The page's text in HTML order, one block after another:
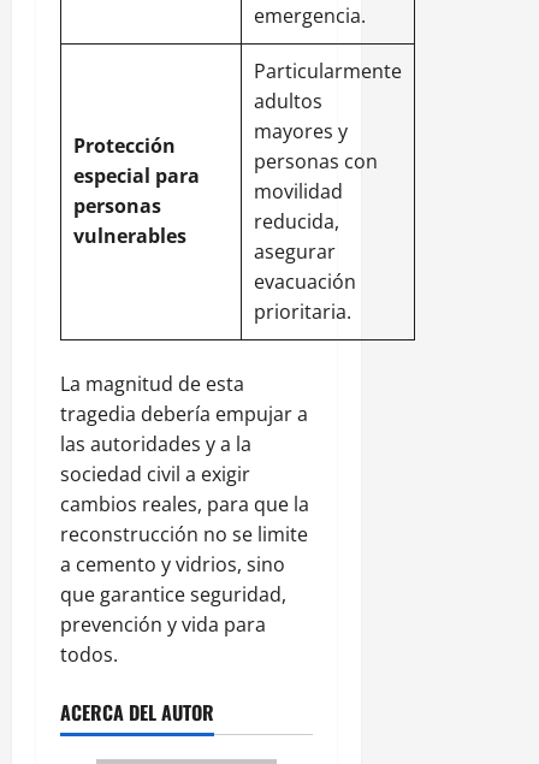
emergencia.
Protección
especial para
personas
vulnerables
Particularmente
adultos
mayores y
personas con
movilidad
reducida,
asegurar
evacuación
prioritaria.
La magnitud de esta
tragedia debería empujar a
las autoridades y a la
sociedad civil a exigir
cambios reales, para que la
reconstrucción no se limite
a cemento y vidrios, sino
que garantice seguridad,
prevención y vida para
todos.
ACERCA DEL AUTOR